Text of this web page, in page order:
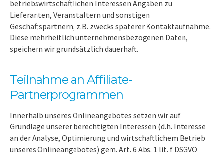
betriebswirtschaftlichen Interessen Angaben zu
Lieferanten, Veranstaltern und sonstigen
Geschäftspartnern, z.B. zwecks späterer Kontaktaufnahme.
Diese mehrheitlich unternehmensbezogenen Daten,
speichern wir grundsätzlich dauerhaft.
Teilnahme an Affiliate-
Partnerprogrammen
Innerhalb unseres Onlineangebotes setzen wir auf
Grundlage unserer berechtigten Interessen (d.h. Interesse
an der Analyse, Optimierung und wirtschaftlichem Betrieb
unseres Onlineangebotes) gem. Art. 6 Abs. 1 lit. f DSGVO